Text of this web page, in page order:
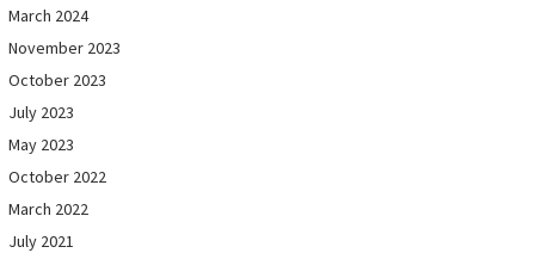
March 2024
November 2023
October 2023
July 2023
May 2023
October 2022
March 2022
July 2021